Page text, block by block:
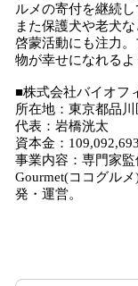
ルメの寄付を継続し
また保護犬や老犬
啓蒙活動にも注力
物が幸せになれるよ
■株式会社バイオフ
所在地：東京都品
代表：岩橋洸太
資本金：
事業内容：専門家
Gourmet(ココグル
発・運営。